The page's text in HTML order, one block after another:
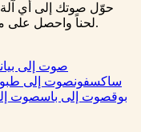
حوّل صوتك إلى أي آلة
لحناً واحصل على مقطوعات موسيقية عالية الجودة في ثوانٍ.
صوت إلى
ساكسفونصوت إلى
بوقصوت إلى باسصوت